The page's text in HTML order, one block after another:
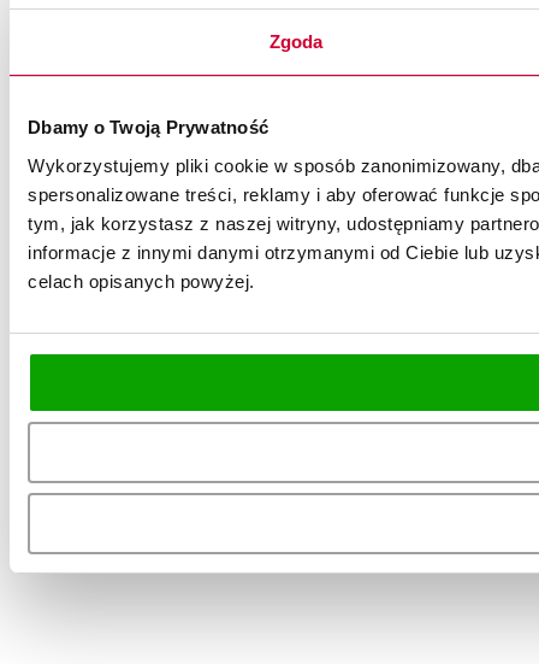
Zgoda
Dbamy o Twoją Prywatność
Wykorzystujemy pliki cookie w sposób zanonimizowany,
spersonalizowane treści, reklamy i aby oferować funkcje
tym, jak korzystasz z naszej witryny, udostępniamy
informacje z innymi danymi otrzymanymi od Ciebie lub
celach opisanych powyżej.